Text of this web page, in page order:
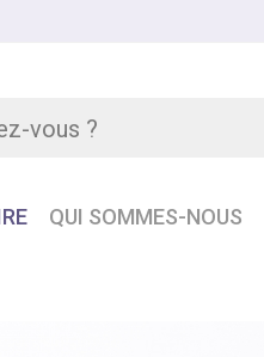
QUI SOMMES-NOUS